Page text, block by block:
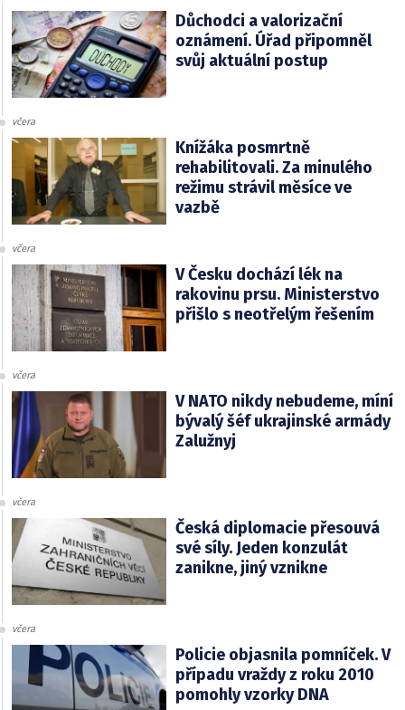
Důchodci a valorizační
oznámení. Úřad připomněl
svůj aktuální postup
včera
Knížáka posmrtně
rehabilitovali. Za minulého
režimu strávil měsíce ve
vazbě
včera
V Česku dochází lék na
rakovinu prsu. Ministerstvo
přišlo s neotřelým řešením
včera
V NATO nikdy nebudeme, míní
bývalý šéf ukrajinské armády
Zalužnyj
včera
Česká diplomacie přesouvá
své síly. Jeden konzulát
zanikne, jiný vznikne
včera
Policie objasnila pomníček. V
případu vraždy z roku 2010
pomohly vzorky DNA